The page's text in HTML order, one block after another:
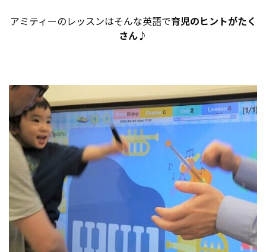
アミティーのレッスンはそんな英語で育児のヒントがたく
さん♪